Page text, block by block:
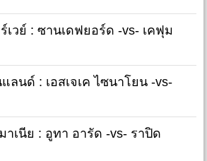
เวย์ : ซานเดฟยอร์ด -vs- เคฟุม
ลนด์ : เอสเจเค ไซนาโยน -vs-
าเนีย : อูทา อารัด -vs- ราปิด